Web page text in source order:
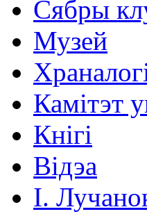
Сябры
Музей
Камітэт
Кнігі
Відэа
І.